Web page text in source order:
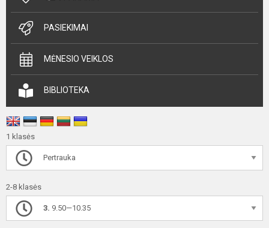
PASIEKIMAI
MĖNESIO VEIKLOS
BIBLIOTEKA
1 klasės
Pertrauka
2-8 klasės
3. 9.50—10.35